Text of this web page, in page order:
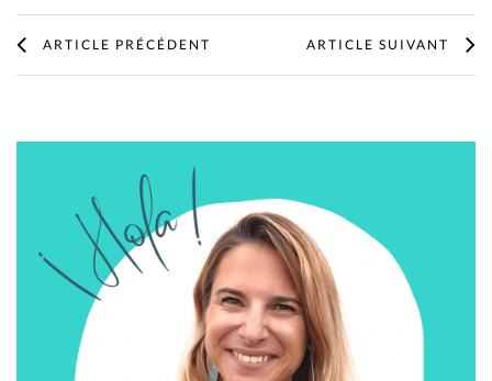
ARTICLE PRÉCÉDENT ARTICLE SUIVANT